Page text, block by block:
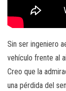
Sin ser ingeniero
vehículo frente al
Creo que la
una pérdida del